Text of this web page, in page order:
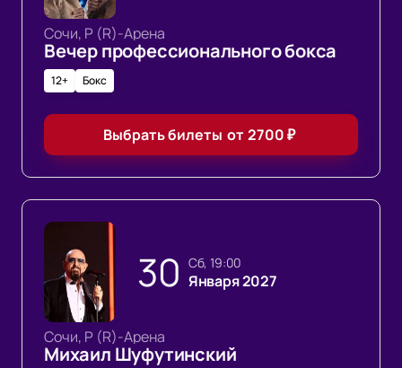
Сочи, Р (R)-Арена
Вечер профессионального бокса
12+ Бокс
Выбрать билеты от2700₽
30 сб, 19:00
Января 2027
Сочи, Р (R)-Арена
Михаил Шуфутинский